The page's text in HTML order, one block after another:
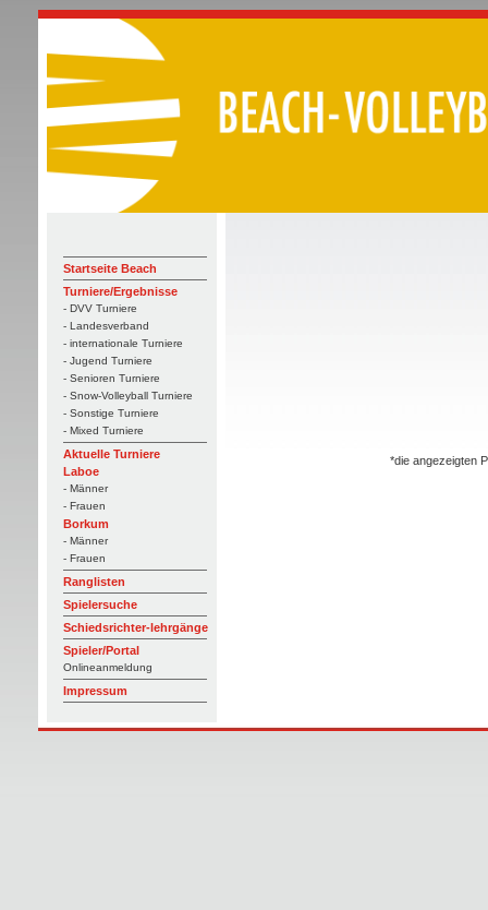
Startseite Beach
Turniere/Ergebnisse
- DVV Turniere
- Landesverband
- internationale Turniere
- Jugend Turniere
- Senioren Turniere
- Snow-Volleyball Turniere
- Sonstige Turniere
- Mixed Turniere
Aktuelle Turniere
Laboe
- Männer
- Frauen
Borkum
- Männer
- Frauen
Ranglisten
Spielersuche
Schiedsrichter-lehrgänge
Spieler/Portal
Onlineanmeldung
Impressum
*die angezeigten